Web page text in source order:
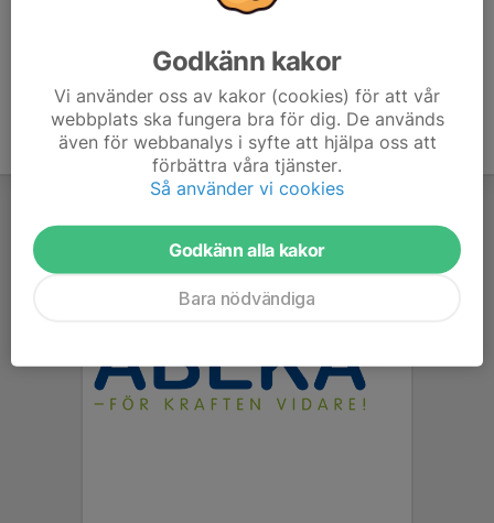
Godkänn kakor
Vi använder oss av kakor (cookies) för att vår
webbplats ska fungera bra för dig. De används
även för webbanalys i syfte att hjälpa oss att
förbättra våra tjänster.
Så använder vi cookies
Godkänn alla kakor
Bara nödvändiga